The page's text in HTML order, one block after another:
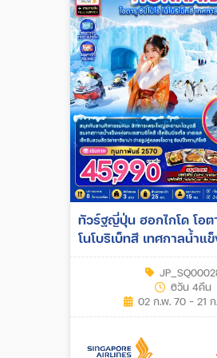
ทัวร์ฐญี่ปุ่น ฮอกไกโด โอต
โนโบริเบ็ทสึ เทศกาลน้ำแ
4คืน (SQ)
6วัน 4คืน
02 ก.พ. 70 - 21